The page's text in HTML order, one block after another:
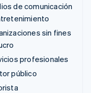
de comunicación
sin fines
profesionales
público